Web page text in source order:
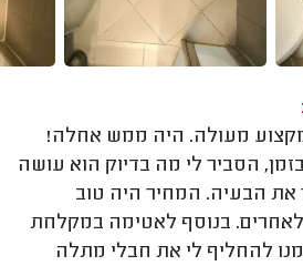
מעולה. היה ממש אחלה!
הסביר לי מה בדיוק הוא עושה
את הבעיה. המחיר היה טוב
בנוסף לאטימה במקלחת
להחליף לי את חבלי מתלה